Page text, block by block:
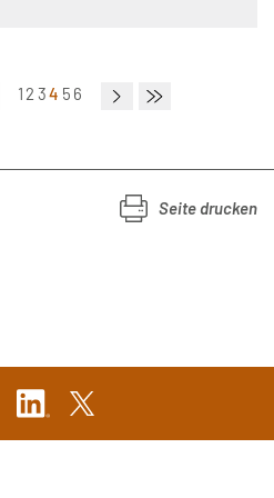
1 2 34 5 6
Seite drucken